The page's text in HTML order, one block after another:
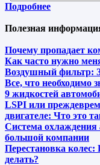
Подробнее
Полезная
Почему пропадает
Как часто нужно
Воздушный фильтр:
Все, что необходимо
9 жидкостей
LSPI или
двигателе: Что это
Система охлаждения
большой компании
Перестановка
делать?